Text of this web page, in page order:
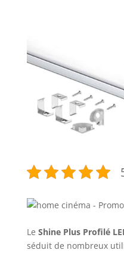
Le Shine Plus Profilé
séduit de nombreux